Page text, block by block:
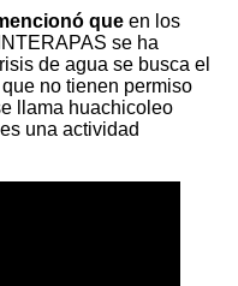
que en los
se ha
de agua se busca el
no tienen permiso
llama huachicoleo
una actividad